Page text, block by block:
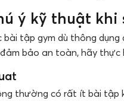
ý kỹ thuật
bài tập gym dù thông
bảo an toàn, hãy thực
thường có rất ít bài tập